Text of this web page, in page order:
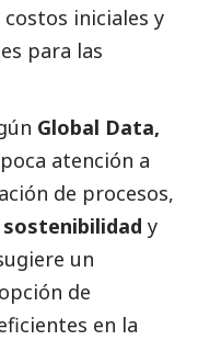
iniciales y
para las
Global Data,
atención a
de procesos,
sostenibilidad y
un
de
en la